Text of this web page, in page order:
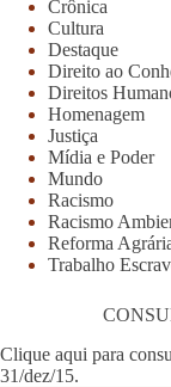
Crônica
Cultura
Destaque
Direito ao
Direitos
Homenagem
Justiça
Mídia e Poder
Mundo
Racismo
Racismo
Reforma
Trabalho
Clique aqui para
31/dez/15.